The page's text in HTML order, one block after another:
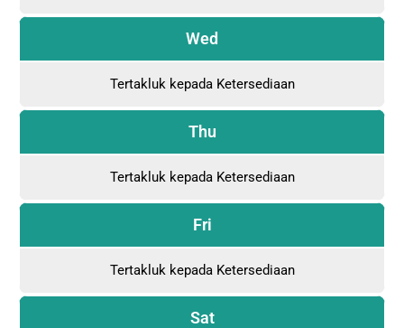
Wed
Tertakluk kepada Ketersediaan
Thu
Tertakluk kepada Ketersediaan
Fri
Tertakluk kepada Ketersediaan
Sat